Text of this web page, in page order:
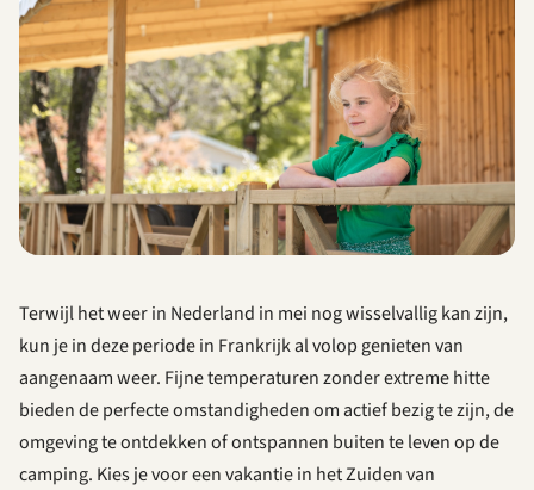
Terwijl het weer in Nederland in mei nog wisselvallig kan zijn,
kun je in deze periode in Frankrijk al volop genieten van
aangenaam weer. Fijne temperaturen zonder extreme hitte
bieden de perfecte omstandigheden om actief bezig te zijn, de
omgeving te ontdekken of ontspannen buiten te leven op de
camping. Kies je voor een vakantie in het Zuiden van